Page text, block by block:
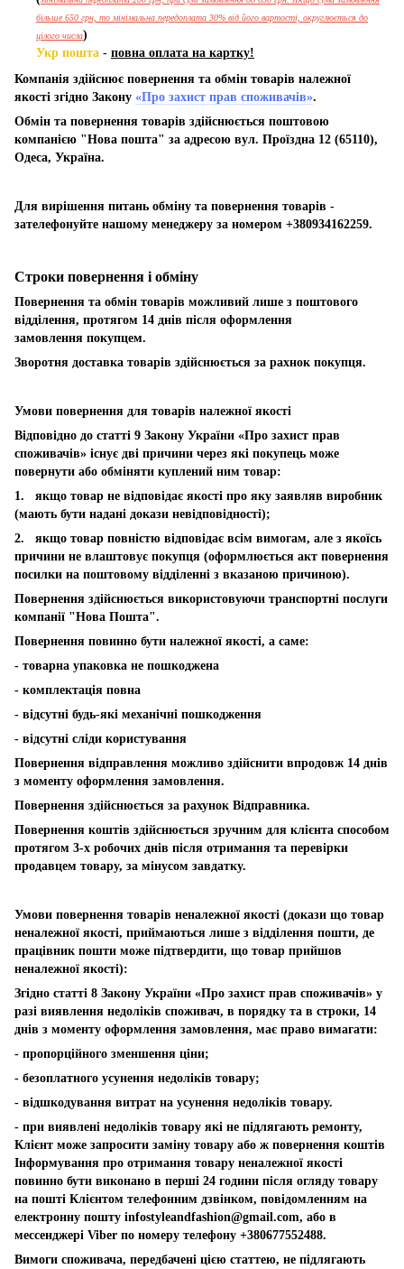
більше 650 грн, то мінімальна передоплата 30% від його вартості, округлюється до
цілого числа)
Укр пошта - повна оплата на картку!
Компанія здійснює повернення та обмін товарів належної
якості згідно Закону «Про захист прав споживачів».
Обмін та повернення товарів здійснюється поштовою
компанією "Нова пошта" за адресою вул. Проїздна 12 (65110),
Одеса, Україна.
Для вирішення питань обміну та повернення товарів -
зателефонуйте нашому менеджеру за номером +380934162259.
Строки повернення і обміну
Повернення та обмін товарів можливий лише з поштового
відділення, протягом 14 днів після оформлення
замовлення покупцем.
Зворотня доставка товарів здійснюється за рахнок покупця.
Умови повернення для товарів належної якості
Відповідно до статті 9 Закону України «Про захист прав
споживачів» існує дві причини через які покупець може
повернути або обміняти куплений ним товар:
1. якщо товар не відповідає якості про яку заявляв виробник
(мають бути надані докази невідповідності);
2. якщо товар повністю відповідає всім вимогам, але з якоїсь
причини не влаштовує покупця (оформлюється акт повернення
посилки на поштовому відділенні з вказаною причиною).
Повернення здійснюється використовуючи транспортні послуги
компанії "Нова Пошта".
Повернення повинно бути належної якості, а саме:
- товарна упаковка не пошкоджена
- комплектація повна
- відсутні будь-які механічні пошкодження
- відсутні сліди користування
Повернення відправлення можливо здійснити впродовж 14 днів
з моменту оформлення замовлення.
Повернення здійснюється за рахунок Відправника.
Повернення коштів здійснюється зручним для клієнта способом
протягом 3-х робочих днів після отримання та перевірки
продавцем товару, за мінусом завдатку.
Умови повернення товарів неналежної якості (докази що товар
неналежної якості, приймаються лише з відділення пошти, де
працівник пошти може підтвердити, що товар прийшов
неналежної якості):
Згідно статті 8 Закону України «Про захист прав споживачів» у
разі виявлення недоліків споживач, в порядку та в строки, 14
днів з моменту оформлення замовлення, має право вимагати:
- пропорційного зменшення ціни;
- безоплатного усунення недоліків товару;
- відшкодування витрат на усунення недоліків товару.
- при виявлені недоліків товару які не підлягають ремонту,
Клієнт може запросити заміну товару або ж повернення коштів
Інформування про отримання товару неналежної якості
повинно бути виконано в перші 24 години після огляду товару
на пошті Клієнтом телефонним дзвінком, повідомленням на
електронну пошту infostyleandfashion@gmail.com, або в
мессенджері Viber по номеру телефону +380677552488.
Вимоги споживача, передбачені цією статтею, не підлягають